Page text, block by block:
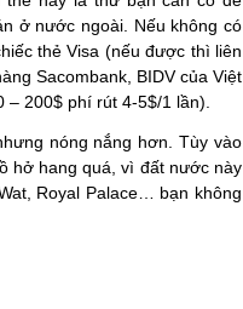
ở nước ngoài. Nếu không có
thẻ Visa (nếu được thì liên
Sacombank, BIDV của Việt
200$ phí rút 4-5$/1 lần).
nóng nắng hơn. Tùy vào
hở hang quá, vì đất nước này
Royal Palace… bạn không